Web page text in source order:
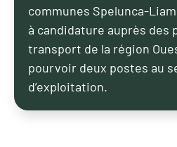
communes Spelunca-
à candidature auprès des
transport de la région
pourvoir deux postes au
d’exploitation.